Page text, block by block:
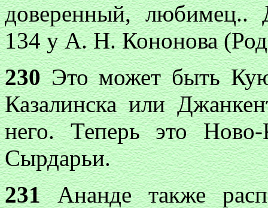
доверенный,
134 у А. Н. Кононова
230Это может быть
Казалинска или
него. Теперь это
Сырдарьи.
231Ананде также